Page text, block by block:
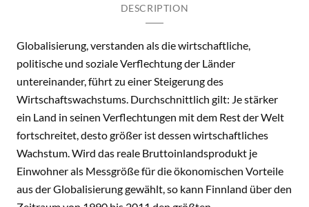
DESCRIPTION
Globalisierung, verstanden als die wirtschaftliche,
politische und soziale Verflechtung der Länder
untereinander, führt zu einer Steigerung des
Wirtschaftswachstums. Durchschnittlich gilt: Je stärker
ein Land in seinen Verflechtungen mit dem Rest der Welt
fortschreitet, desto größer ist dessen wirtschaftliches
Wachstum. Wird das reale Bruttoinlandsprodukt je
Einwohner als Messgröße für die ökonomischen Vorteile
aus der Globalisierung gewählt, so kann Finnland über den